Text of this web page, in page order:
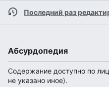
Последний раз
Абсурдопедия
Содержание доступно по
не указано иное).